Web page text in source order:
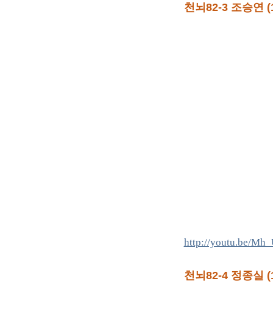
천뇌82-3 조승연
http://youtu.be/
천뇌82-4 정종실